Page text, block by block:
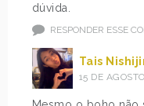
dúvida.
RESPONDER ESSE
Tais
15 DE